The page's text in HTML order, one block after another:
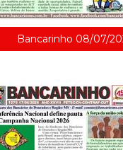
Bancarinho 08/07/